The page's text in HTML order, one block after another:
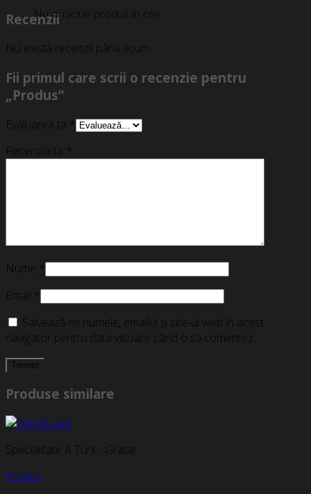
Nu ai niciun produs în coș.
Recenzii
Nu există recenzii până acum.
Fii primul care scrii o recenzie pentru
„Produs”
Evaluarea ta *
Recenzia ta *
Nume *
Email *
Salvează-mi numele, emailul și site-ul web în acest
navigator pentru data viitoare când o să comentez.
Produse similare
Specialitate A Turk - Grătar
Produs